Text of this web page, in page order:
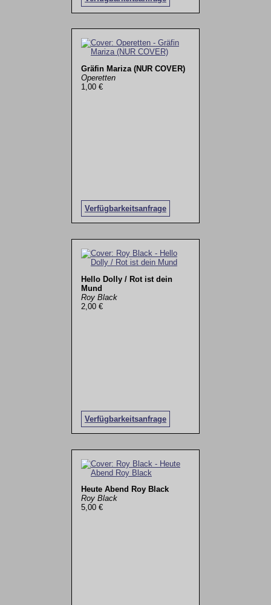
Gräfin Mariza (NUR COVER)
Operetten
1,00 €
Verfügbarkeitsanfrage
Hello Dolly / Rot ist dein
Mund
Roy Black
2,00 €
Verfügbarkeitsanfrage
Heute Abend Roy Black
Roy Black
5,00 €